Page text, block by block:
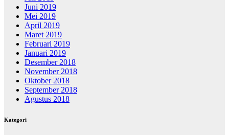
Juni 2019
Mei 2019
April 2019
Maret 2019
Februari 2019
Januari 2019
Desember 2018
November 2018
Oktober 2018
September 2018
Agustus 2018
Kategori